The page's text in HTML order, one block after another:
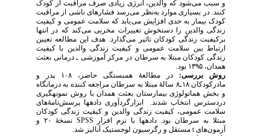
شود که والدین، انرژی زیادی صرف مراقبت از کودک
نظر میرسد فشارهای ناشی از مراقبت
به حدی افزایش مییابد که سلامت عمومی و کیفیت
را دستخوش تغییرات مخربی میکند که در انتها
کودکان تاثیر میگذارد. هدف این مطالعه تعیین
سلامت عمومی و کیفیت زندگی والدین با کیفیت
مبتلا به سرطان در مرکز آموزشی ـ درمانی بعثت
در مطالعۀ همبستگی حاضر، ۱۰۸ پدر و
مادرکودکان ۱۸ـ۸ سالۀ مبتلا به سرطان مراجعه کننده به درمانگاه
بیمارستان بعثت همدان با روش نمونه­گیری
شدند. ابزار­گردآوری داده­ها پرسش‌نامۀ­های
کیفیت زندگی والدین و کیفیت زندگی کودکان
داده­ها با نرم افزار SPSS
نسخۀ ۲۰ و
مستقل و رگرسیون لوجستیک آنالیز شد.